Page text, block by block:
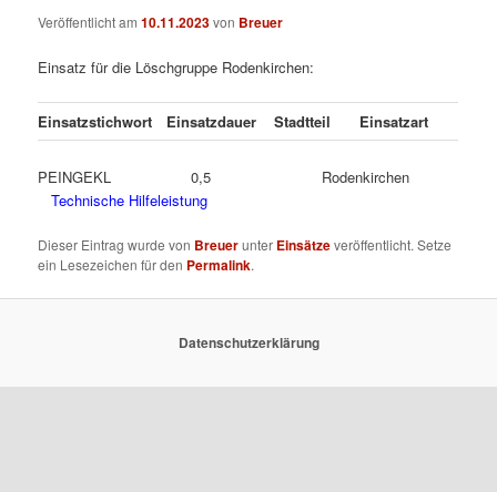
Veröffentlicht am10.11.2023von Breuer
Einsatz für die Löschgruppe Rodenkirchen:
Einsatzstichwort Einsatzdauer Stadtteil Einsatzart
PEINGEKL 0,5 Rodenkirchen
Technische Hilfeleistung
Dieser Eintrag wurde von Breuerunter Einsätzeveröffentlicht. Setze
ein Lesezeichen für den Permalink.
Datenschutzerklärung